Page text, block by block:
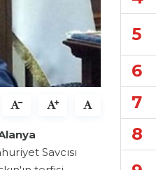
Savcısı
5
6
7
8